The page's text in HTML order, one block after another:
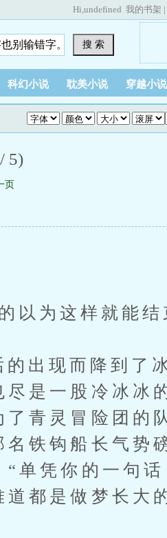
Hi,undefined 我的书架 |
搜 索
科幻小说 耽美小说 穿越小说
5)
页
为这样就能结
现而降到了
是一股冷冰冰
青灵冒险团的
铁钩船长气势
单凭你的一句话
都是做梦长大